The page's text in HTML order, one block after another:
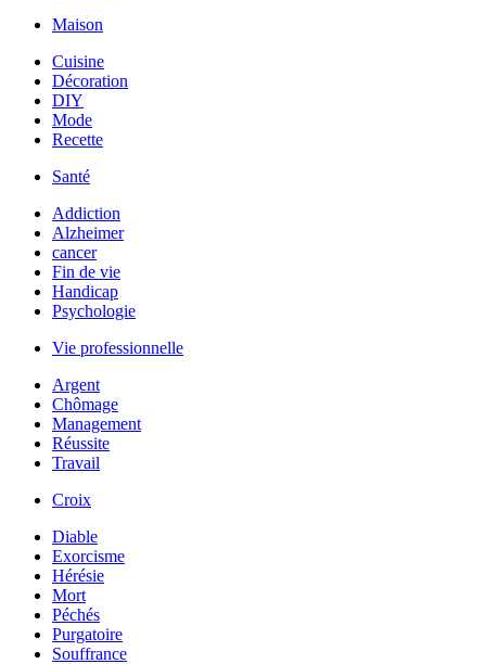
Maison
Cuisine
Décoration
DIY
Mode
Recette
Santé
Addiction
Alzheimer
cancer
Fin de vie
Handicap
Psychologie
Vie professionnelle
Argent
Chômage
Management
Réussite
Travail
Croix
Diable
Exorcisme
Hérésie
Mort
Péchés
Purgatoire
Souffrance